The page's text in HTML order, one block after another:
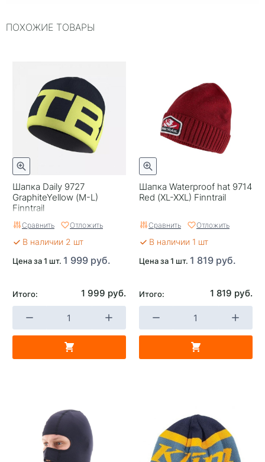
Целевая аудитория
ПОХОЖИЕ ТОВАРЫ
Шапка Daily 9727
GraphiteYellow (M-L)
Finntrail
Сравнить Отложить
В наличии 2 шт
Цена за 1 шт. 1 999 руб.
Итого: 1 999 руб.
Шапка Waterproof hat 9714
Red (XL-XXL) Finntrail
Сравнить Отложить
В наличии 1 шт
Цена за 1 шт. 1 819 руб.
Итого: 1 819 руб.